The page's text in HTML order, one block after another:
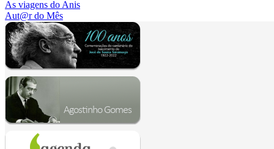
As viagens do Anis
Aut@r do Mês